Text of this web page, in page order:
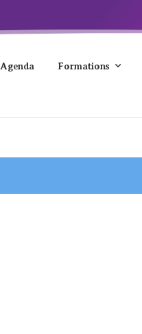
Agenda Formations